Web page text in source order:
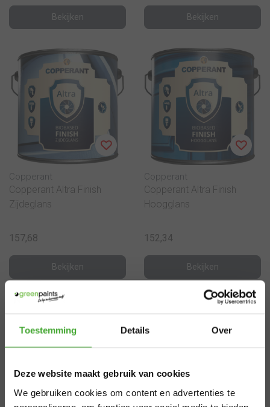
Toestemming Details Over
Deze website maakt gebruik van cookies
We gebruiken cookies om content en advertenties te
Bekijken Bekijken
Copperant
Copperant Altra Finish
Zijdeglans
157,68
Bekijken
Copperant
Copperant Altra Finish
Hoogglans
152,34
Bekijken
×
Aangepaste
levertijden